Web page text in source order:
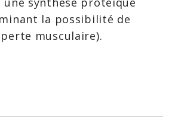
la possibilité de
musculaire).
accélérer la
la croissance musculaire
la plus haute qualité avec